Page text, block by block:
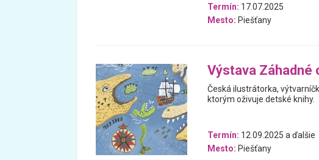
Termín: 17.07.2025
Mesto: Piešťany
Výstava Záhadné
Česká ilustrátorka,
ktorým oživuje detské knihy.
Termín: 12.09.2025 a ďalšie
Mesto: Piešťany